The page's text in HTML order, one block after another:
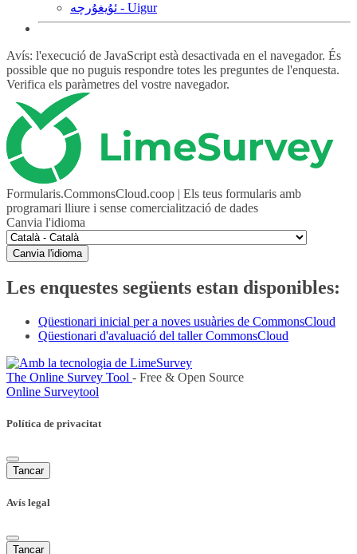
ئۇيغۇرچە - Uigur
Avís: l'execució de JavaScript està desactivada en el navegador. És
possible que no puguis respondre totes les preguntes de l'enquesta.
Verifica els paràmetres del vostre navegador.
Formularis.CommonsCloud.coop | Els teus formularis amb
programari lliure i sense comercialització de dades
Canvia l'idioma
Canvia l'idioma
Les enquestes següents estan disponibles:
Qüestionari inicial per a noves usuàries de CommonsCloud
Qüestionari d'avaluació del taller CommonsCloud
The Online Survey Tool - Free & Open Source
Online Surveytool
Política de privacitat
Tancar
Avís legal
Tancar